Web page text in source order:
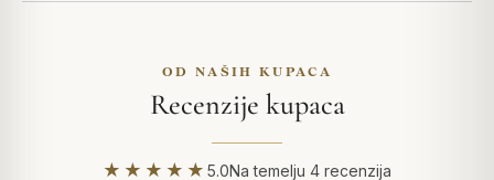
OD NAŠIH KUPACA
Recenzije kupaca
★★★★★ 5.0Na temelju 4 recenzija